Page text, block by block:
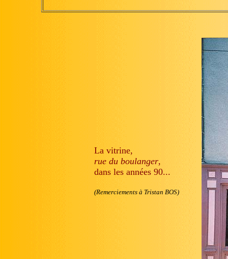
La vitrine,
rue du boulanger,
dans les années 90...
(Remerciements à Tristan BOS)